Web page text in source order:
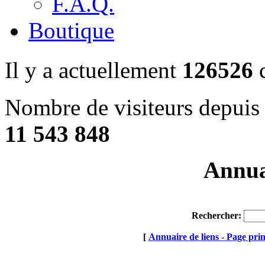
Boutique
Il y a actuellement 126526
Nombre de visiteurs
11 543 848
Rechercher:
[ Annuaire de liens - Page